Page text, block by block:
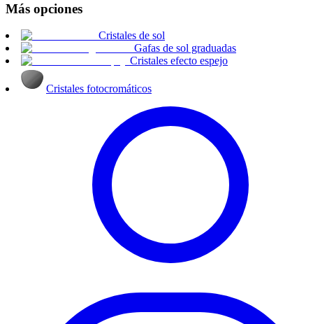
Más opciones
Cristales de sol
Gafas de sol graduadas
Cristales efecto espejo
Cristales fotocromáticos